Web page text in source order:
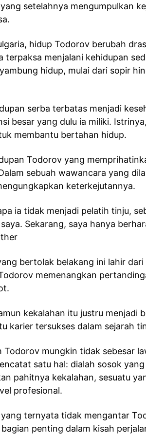
setelahnya mengumpulkan
hidup Todorov berubah
terpaksa menjalani kehidupan
hidup, mulai dari sopir
serba terbatas menjadi
besar yang dulu ia miliki.
membantu bertahan hidup.
Todorov yang
sebuah wawancara yang
keterkejutannya.
ia tidak menjadi pelatih tinju,
Sekarang, saya hanya
bertolak belakang ini lahir
memenangkan
kekalahan itu justru menjadi
karier tersukses dalam sejarah
Todorov mungkin tidak sebesar
satu hal: dialah sosok
pahitnya kekalahan, sesuatu
profesional.
ternyata tidak mengantar
penting dalam kisah